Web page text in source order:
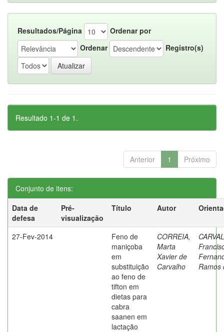
Resultados/Página
Ordenar por
Ordenar
Registro(s)
Resultado 1-1 de 1.
Anterior 1 Próximo
Conjunto de itens:
Data de
defesa
Pré-
visualização
Título Autor
27-Fev-2014
Feno de
maniçoba
em
substituição
ao feno de
tifton em
dietas para
cabra
saanen em
lactação
CORREIA,
Marta
Xavier de
Carvalho
Ramos